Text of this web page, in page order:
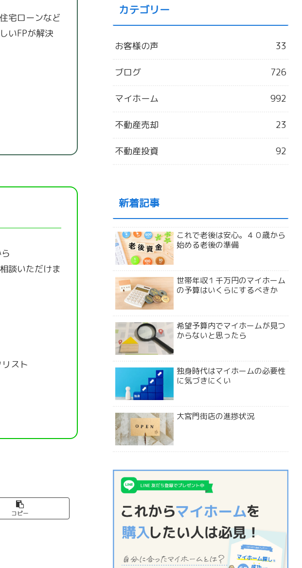
宅ローンなど
いFPが解決
談いただけま
スト
コピー
カテゴリー
お客様の声 33
ブログ 726
マイホーム 992
不動産売却 23
不動産投資 92
新着記事
これで老後は安心。４０歳から
始める老後の準備
世帯年収１千万円のマイホーム
の予算はいくらにするべきか
希望予算内でマイホームが見つ
からないと思ったら
独身時代はマイホームの必要性
に気づきにくい
大宮門街店の進捗状況